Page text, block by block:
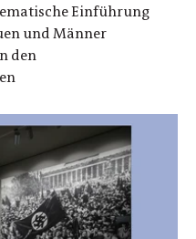
Einführung
und Männer
den